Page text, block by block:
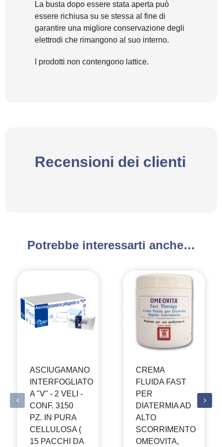
La busta dopo essere stata aperta può
essere richiusa su se stessa al fine di
garantire una migliore conservazione degli
elettrodi che rimangono al suo interno.
I prodotti non contengono lattice.
Recensioni dei clienti
Potrebbe interessarti anche…
ASCIUGAMANO
INTERFOGLIATO
A "V" - 2 VELI -
CONF. 3150
PZ. IN PURA
CELLULOSA (
15 PACCHI DA
CREMA
FLUIDA FAST
PER
DIATERMIA AD
ALTO
SCORRIMENTO
OMEOVITA,